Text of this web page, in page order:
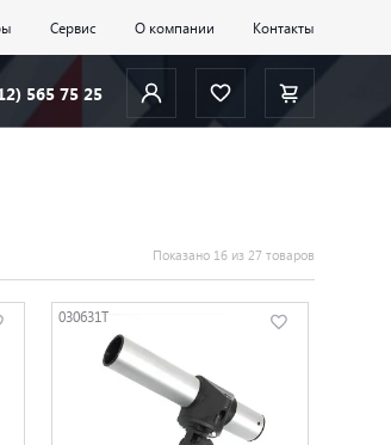
Сервис О компании Контакты
565 75 25
Показано 16 из 27 товаров
030631T